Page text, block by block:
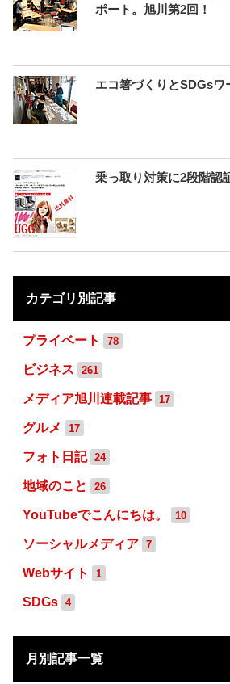
ポート。旭川第2回！
エコ箸づくりとSDGsワ
乗っ取り対策に2段階認
カテゴリ別記事
プライベート 78
ビジネス 261
メディア旭川連載記事 17
グルメ 17
フォト日記 24
地域のこと 26
YouTubeでこんにちは。 10
ソーシャルメディア 7
Webサイト 1
SDGs 4
月別記事一覧